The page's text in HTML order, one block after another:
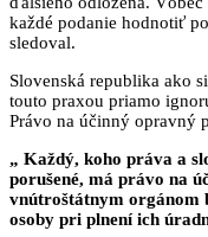
každé podanie hodnotiť
sledoval.
Slovenská republika ako
touto praxou priamo
Právo na účinný opravný
„ Každý, koho práva a
porušené, má právo na
vnútroštátnym orgánom
osoby pri plnení ich